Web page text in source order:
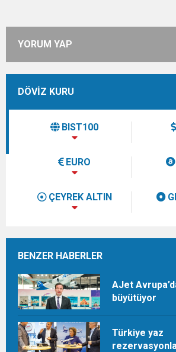
YORUM YAP
DÖVİZ KURU
BIST100
EURO
ÇEYREK ALTIN
BENZER HABERLER
AJet
büyütüyor
Türkiye yaz